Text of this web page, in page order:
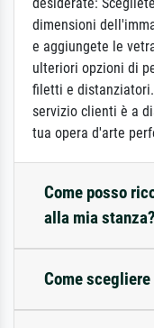
dimensioni
e aggiungete le
ulteriori opzioni di
filetti e
servizio clienti è a
tua opera d'arte
Come posso
alla mia stanza?
Come